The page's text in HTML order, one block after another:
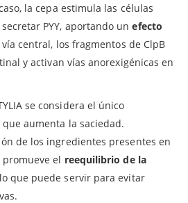
la cepa estimula las células
PYY, aportando unefecto
vía central, los fragmentos de ClpB
y activan vías anorexigénicas en
se considera el único
aumenta la saciedad.
de los ingredientes presentes en
el reequilibrio de la
que puede servir para evitar